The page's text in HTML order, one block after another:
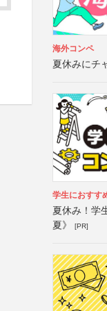
海外コンペ
夏休みにチ
学生におすす
夏休み！学
夏》
[PR]